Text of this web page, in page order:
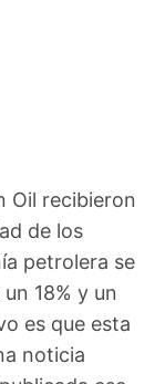
Oil recibieron
de los
petrolera se
18% y un
es que esta
noticia